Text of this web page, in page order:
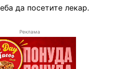
да посетите лекар.
Реклама